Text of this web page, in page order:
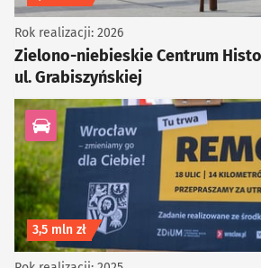
Zielono-niebieskie Centrum
ul. Grabiszyńskiej
Rok realizacji: 2026
kategoria Infrastruktura drogowa
Koszt inwestycji
3,5 mln zł